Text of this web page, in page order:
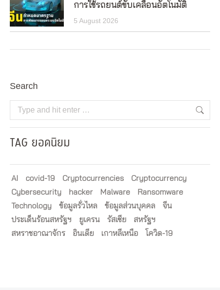
การใช้รถยนต์ขับเคลื่อนอัตโนมัติ
5 August 2026
Search
Search:
TAG ยอดนิยม
AI covid-19 Cryptocurrencies
Cryptocurrency
Cybersecurity
hacker Malware
Ransomware
Technology
ข้อมูลรั่วไหล ข้อมูลส่วนบุคคล
จีน
ประเด็นร้อนสหรัฐฯ
ยูเครน รัสเซีย
สหรัฐฯ
สหราชอาณาจักร
อินเดีย เกาหลีเหนือ โควิด-19